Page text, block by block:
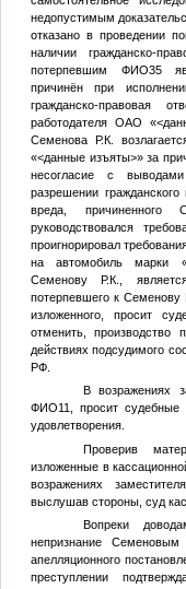
недопустимым
отказано в проведении
наличии гражданско-
потерпевшим ФИО35
причинён при
гражданско-правовая
работодателя ОАО «
Семенова Р.К.
«<данные изъяты>» за
несогласие с
разрешении
вреда,
руководствовался
проигнорировал
на автомобиль марки
Семенову Р.К.,
потерпевшего к Семенову
изложенного, просит
отменить,
действиях подсудимого
РФ.
В возражениях
ФИО11
, просит
удовлетворения.
Проверив
изложенные в
возражениях
выслушав стороны, суд
Вопреки
непризнание
апелляционного
преступлении